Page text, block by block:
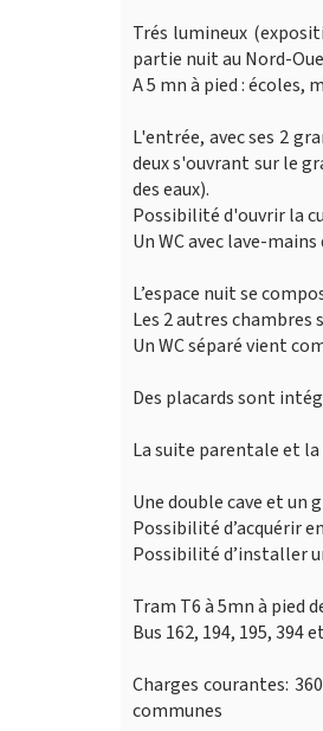
Trés lumineux
partie nuit au Nord-
A 5 mn à pied : écoles,
L'entrée, avec ses 2
deux s'ouvrant sur le
des eaux).
Possibilité d'ouvrir la
Un WC avec lave-
L’espace nuit se
Les 2 autres chambres
Un WC séparé vient
Des placards sont
La suite parentale et
Une double cave et un
Possibilité d’acquérir
Possibilité d’installer
Tram T6 à 5mn à pied
Bus 162, 194, 195, 394
Charges courantes:
communes